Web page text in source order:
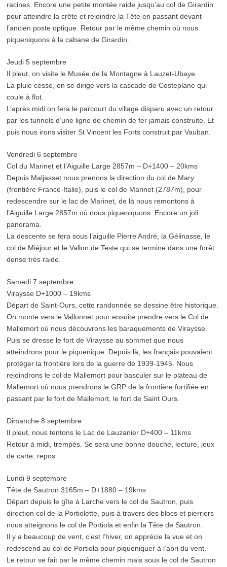
racines. Encore une petite montée raide jusqu’au col de Girardin
pour atteindre la crête et rejoindre la Tête en passant devant
l’ancien poste optique. Retour par le même chemin où nous
piqueniquons à la cabane de Girardin.
Jeudi 5 septembre
Il pleut, on visite le Musée de la Montagne à Lauzet-Ubaye.
La pluie cesse, on se dirige vers la cascade de Costeplane qui
coule à flot.
L’après midi on fera le parcourt du village disparu avec un retour
par les tunnels d’une ligne de chemin de fer jamais construite. Et
puis nous irons visiter St Vincent les Forts construit par Vauban.
Vendredi 6 septembre
Col du Marinet et l’Aiguille Large 2857m – D+1400 – 20kms
Depuis Maljasset nous prenons la direction du col de Mary
(frontière France-Italie), puis le col de Marinet (2787m), pour
redescendre sur le lac de Marinet, de là nous remontons à
l’Aiguille Large 2857m où nous piqueniquons. Encore un joli
panorama.
La descente se fera sous l’aiguille Pierre André, la Gélinasse, le
col de Miéjour et le Vallon de Teste qui se termine dans une forêt
dense très raide.
Samedi 7 septembre
Viraysse D+1000 – 19kms
Départ de Saint-Ours, cette randonnée se dessine être historique.
On monte vers le Vallonnet pour ensuite prendre vers le Col de
Mallemort où nous découvrons les baraquements de Viraysse.
Puis se dresse le fort de Viraysse au sommet que nous
atteindrons pour le piquenique. Depuis là, les français pouvaient
protéger la frontière lors de la guerre de 1939-1945. Nous
rejoindrons le col de Mallemort pour basculer sur le plateau de
Mallemort où nous prendrons le GRP de la frontière fortifiée en
passant par le fort de Mallemort, le fort de Saint Ours.
Dimanche 8 septembre
Il pleut, nous tentons le Lac de Lauzanier D+400 – 11kms
Retour à midi, trempés. Se sera une bonne douche, lecture, jeux
de carte, repos
Lundi 9 septembre
Tête de Sautron 3165m – D+1880 – 19kms
Départ depuis le gîte à Larche vers le col de Sautron, puis
direction col de la Portiolette, puis à travers des blocs et pierriers
nous atteignons le col de Portiola et enfin la Tête de Sautron.
Il y a beaucoup de vent, c’est l’hiver, on apprécie la vue et on
redescend au col de Portiola pour piqueniquer à l’abri du vent.
Le retour se fait par le même chemin mais sous le col de Sautron